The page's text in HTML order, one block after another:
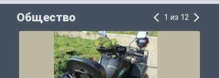
Общество 1 из 12